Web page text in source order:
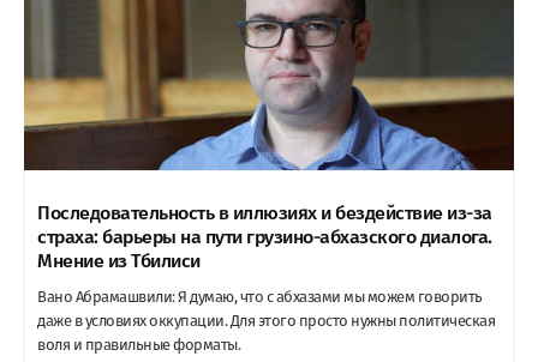
Последовательность в иллюзиях и бездействие из-за
страха: барьеры на пути грузино-абхазского диалога.
Мнение из Тбилиси
Вано Абрамашвили: Я думаю, что с абхазами мы можем говорить
даже в условиях оккупации. Для этого просто нужны политическая
воля и правильные форматы.